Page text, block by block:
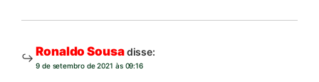
Ronaldo Sousadisse:
9 de setembro de 2021 às 09:16